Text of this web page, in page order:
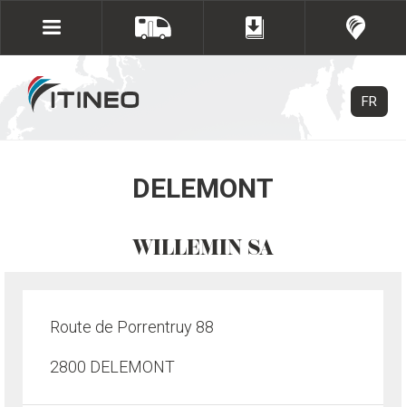
FR
DELEMONT
WILLEMIN SA
Route de Porrentruy 88
2800 DELEMONT